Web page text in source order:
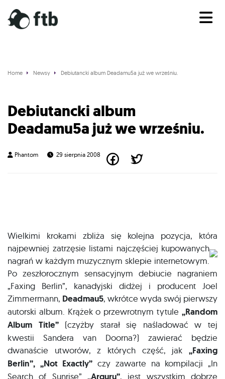
Home Newsy Debiutancki album Deadamu5a już we wrześniu.
Debiutancki album
Deadamu5a już we wrześniu.
Phantom 29 sierpnia 2008
Wielkimi krokami zbliża się kolejna pozycja, która
najpewniej zatrzęsie listami najczęściej kupowanych
nagrań w każdym muzycznym sklepie internetowym.
Po zeszłorocznym sensacyjnym debiucie nagraniem
„Faxing Berlin”, kanadyjski didżej i producent Joel
Zimmermann, Deadmau5, wkrótce wyda swój pierwszy
autorski album. Krążek o przewrotnym tytule „Random
Album Title”(czyżby starał się naśladować w tej
kwestii Sandera van Doorna?) zawierać będzie
dwanaście utworów, z których część, jak „Faxing
Berlin”, „Not Exactly” czy zawarte na kompilacji „In
Search of Sunrise” „Arguru”, jest wszystkim dobrze